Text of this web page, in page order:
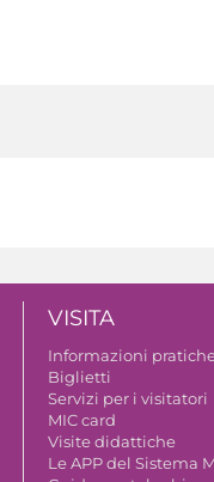
VISITA
Informazioni
Biglietti
Servizi per i visitatori
MIC card
Visite didattiche
Le APP del Sistema